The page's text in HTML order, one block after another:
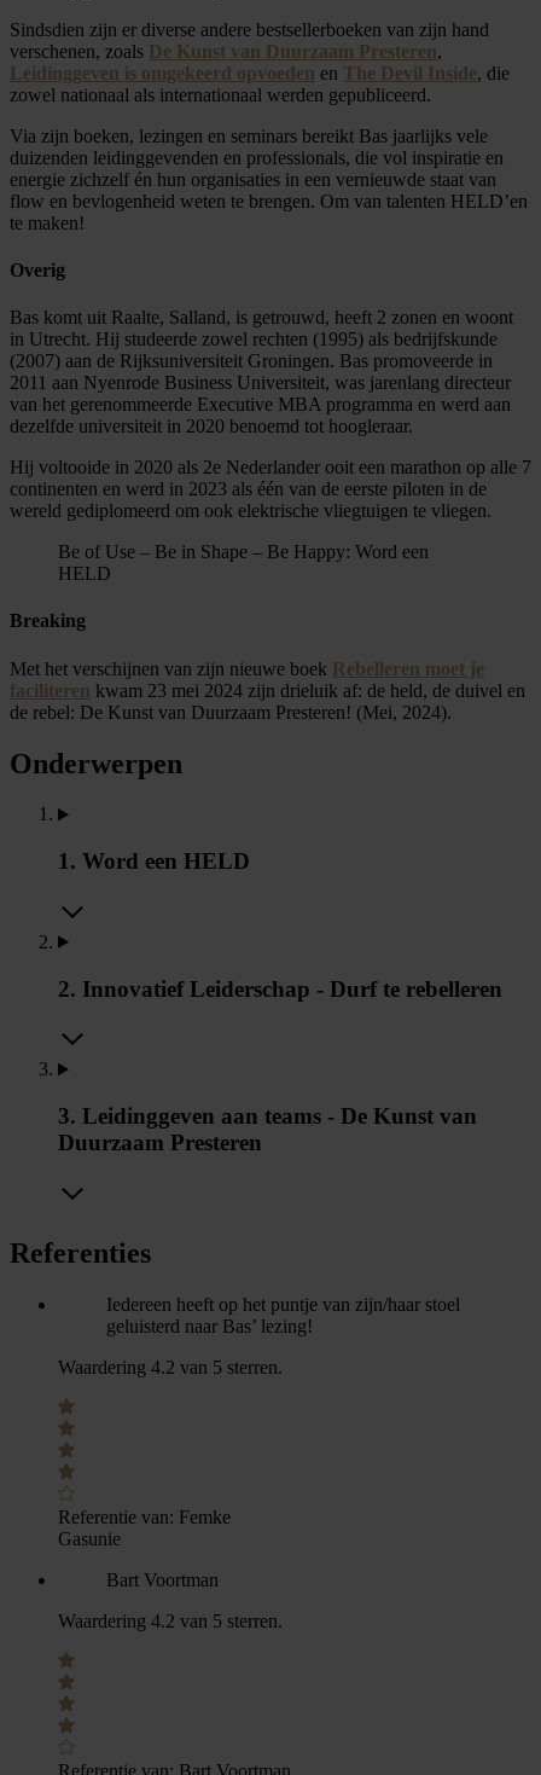
Sindsdien zijn er diverse andere bestsellerboeken van zijn hand
verschenen, zoals De Kunst van Duurzaam Presteren,
Leidinggeven is omgekeerd opvoeden en The Devil Inside, die
zowel nationaal als internationaal werden gepubliceerd.
Via zijn boeken, lezingen en seminars bereikt Bas jaarlijks vele
duizenden leidinggevenden en professionals, die vol inspiratie en
energie zichzelf én hun organisaties in een vernieuwde staat van
flow en bevlogenheid weten te brengen. Om van talenten HELD’en
te maken!
Overig
Bas komt uit Raalte, Salland, is getrouwd, heeft 2 zonen en woont
in Utrecht. Hij studeerde zowel rechten (1995) als bedrijfskunde
(2007) aan de Rijksuniversiteit Groningen. Bas promoveerde in
2011 aan Nyenrode Business Universiteit, was jarenlang directeur
van het gerenommeerde Executive MBA programma en werd aan
dezelfde universiteit in 2020 benoemd tot hoogleraar.
Hij voltooide in 2020 als 2e Nederlander ooit een marathon op alle 7
continenten en werd in 2023 als één van de eerste piloten in de
wereld gediplomeerd om ook elektrische vliegtuigen te vliegen.
Be of Use – Be in Shape – Be Happy: Word een
HELD
Breaking
Met het verschijnen van zijn nieuwe boek Rebelleren moet je
faciliteren kwam 23 mei 2024 zijn drieluik af: de held, de duivel en
de rebel: De Kunst van Duurzaam Presteren! (Mei, 2024).
Onderwerpen
1. Word een HELD
2. Innovatief Leiderschap - Durf te rebelleren
3. Leidinggeven aan teams - De Kunst van
Duurzaam Presteren
Referenties
Iedereen heeft op het puntje van zijn/haar stoel
geluisterd naar Bas’ lezing!
Waardering 4.2 van 5 sterren.
Referentie van: Femke
Gasunie
Bart Voortman
Waardering 4.2 van 5 sterren.
Referentie van: Bart Voortman